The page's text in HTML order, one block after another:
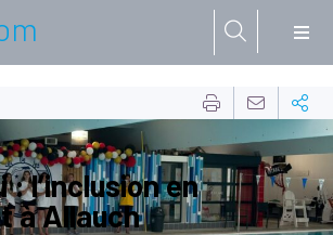
: l’inclusion en
à Allauch